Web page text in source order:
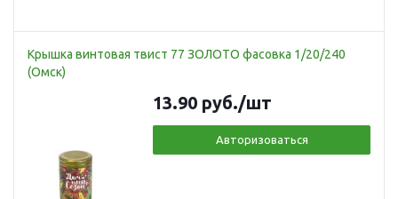
Крышка винтовая твист 77 ЗОЛОТО фасовка 1/20/240
(Омск)
13.90 руб./шт
Авторизоваться